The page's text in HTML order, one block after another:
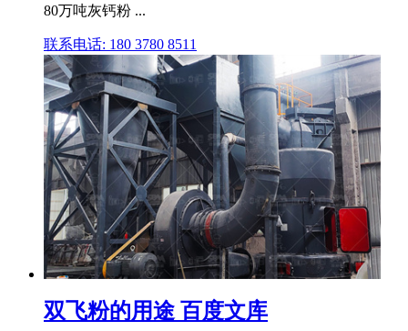
80万吨灰钙粉 ...
联系电话: 180 3780 8511
双飞粉的用途 百度文库